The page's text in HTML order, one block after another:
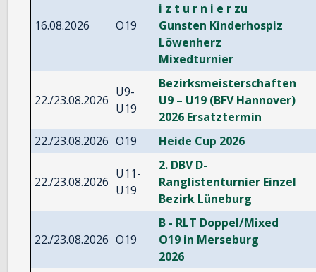
16.08.2026 O19
i z t u r n i e r zu
Gunsten Kinderhospiz
Löwenherz
Mixedturnier
22./23.08.2026
U9-
U19
Bezirksmeisterschaften
U9 – U19 (BFV Hannover)
2026 Ersatztermin
22./23.08.2026 O19 Heide Cup 2026
22./23.08.2026
U11-
U19
2. DBV D-
Ranglistenturnier Einzel
Bezirk Lüneburg
22./23.08.2026 O19
B - RLT Doppel/Mixed
O19 in Merseburg
2026